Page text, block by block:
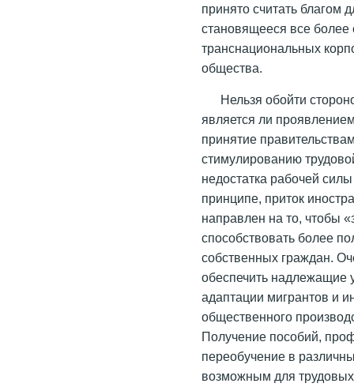
принято считать благом
становящееся все
транснациональных
общества.
Нельзя обойти
является ли
принятие
стимулированию
недостатка рабочей
принципе, приток
направлен на то, чтобы
способствовать более
собственных граждан.
обеспечить надлежащие
адаптации мигрантов и
общественного
Получение пособий,
переобучение в
возможным для